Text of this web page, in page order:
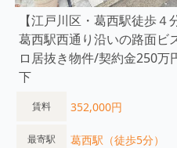
【江戸川区・葛西駅徒歩４
葛西駅西通り沿いの路面ビ
ロ居抜き物件/契約金250万
下
賃料 352,000円
最寄駅 葛西駅（徒歩5分）